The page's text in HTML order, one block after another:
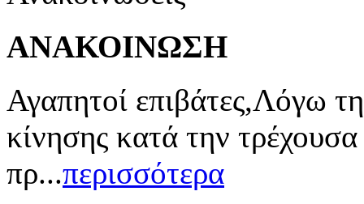
ΑΝΑΚΟΙΝΩΣΗ
Αγαπητοί επιβάτες,Λόγω
κίνησης κατά την
πρ...περισσότερα